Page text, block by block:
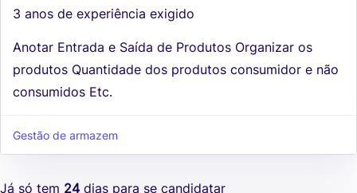
3 anos de experiência exigido
Anotar Entrada e Saída de Produtos Organizar os
produtos Quantidade dos produtos consumidor e não
consumidos Etc.
Gestão de armazem
Já só tem 24 dias para se candidatar